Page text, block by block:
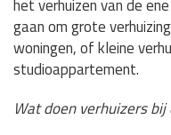
het verhuizen van de
gaan om grote
woningen, of kleine
studioappartement.
Wat doen verhuizers